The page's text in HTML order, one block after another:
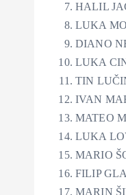
HALIL
LUKA
DIANO
LUKA
TIN
IVAN
MATEO
LUKA
MARIO
FILIP
MARIN